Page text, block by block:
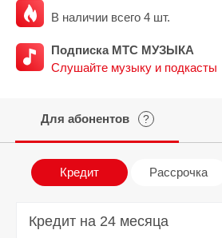
В наличии всего 4 шт.
Подписка МТС МУЗЫКА
Слушайте музыку и подкасты
Для абонентов ?
Кредит Рассрочка
Кредит на 24 месяца
Кредит на 24 месяца